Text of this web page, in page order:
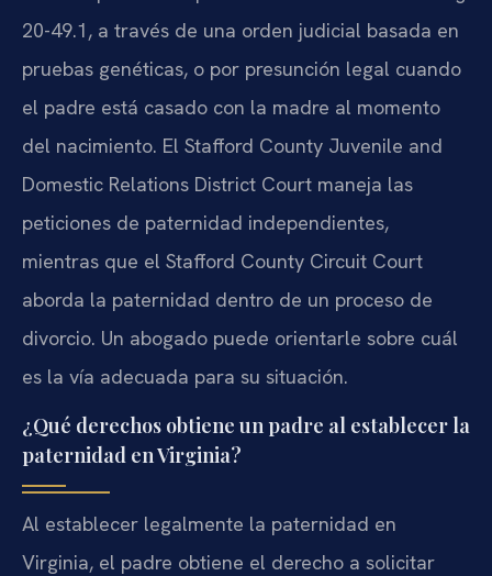
20-49.1, a través de una orden judicial basada en
pruebas genéticas, o por presunción legal cuando
el padre está casado con la madre al momento
del nacimiento. El Stafford County Juvenile and
Domestic Relations District Court maneja las
peticiones de paternidad independientes,
mientras que el Stafford County Circuit Court
aborda la paternidad dentro de un proceso de
divorcio. Un abogado puede orientarle sobre cuál
es la vía adecuada para su situación.
¿Qué derechos obtiene un padre al establecer la
paternidad en Virginia?
Al establecer legalmente la paternidad en
Virginia, el padre obtiene el derecho a solicitar